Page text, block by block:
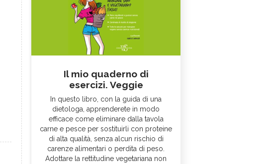
Il mio quaderno di
esercizi. Veggie
In questo libro, con la guida di una
dietologa, apprenderete in modo
efficace come eliminare dalla tavola
carne e pesce per sostituirli con proteine
di alta qualità, senza alcun rischio di
carenze alimentari o perdita di peso.
Adottare la rettitudine vegetariana non